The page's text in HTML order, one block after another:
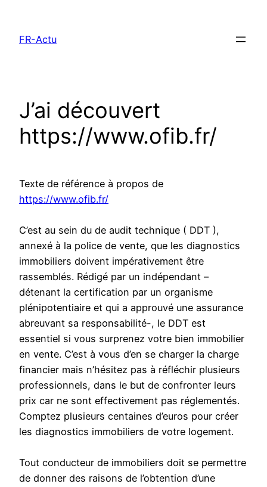
contenu
FR-Actu
J’ai découvert
https://www.ofib.fr/
Texte de référence à propos de
https://www.ofib.fr/
C’est au sein du de audit technique ( DDT ),
annexé à la police de vente, que les diagnostics
immobiliers doivent impérativement être
rassemblés. Rédigé par un indépendant –
détenant la certification par un organisme
plénipotentiaire et qui a approuvé une assurance
abreuvant sa responsabilité-, le DDT est
essentiel si vous surprenez votre bien immobilier
en vente. C’est à vous d’en se charger la charge
financier mais n’hésitez pas à réfléchir plusieurs
professionnels, dans le but de confronter leurs
prix car ne sont effectivement pas réglementés.
Comptez plusieurs centaines d’euros pour créer
les diagnostics immobiliers de votre logement.
Tout conducteur de immobiliers doit se permettre
de donner des raisons de l’obtention d’une